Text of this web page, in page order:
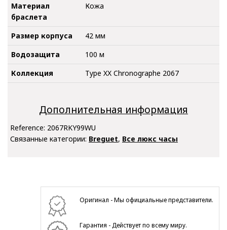
Материал
браслета
Кожа
Размер корпуса
42 мм
Водозащита
100 м
Коллекция
Type XX Chronographe 2067
Дополнительная информация
Reference: 2067RKY99WU
Связанные категории: Breguet, Все люкс часы
Оригинал - Мы официальные представители.
Гарантия - Действует по всему миру.